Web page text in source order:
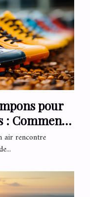
pour
: Comment
vos
air rencontre